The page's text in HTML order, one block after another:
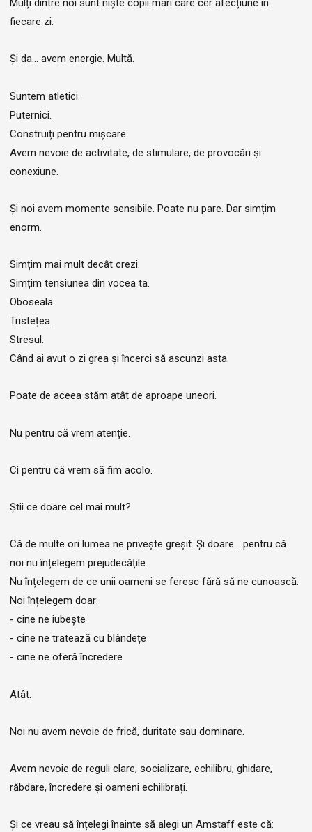
Mulți dintre noi sunt niște copii mari care cer afecțiune în
fiecare zi.
Și da... avem energie. Multă.
Suntem atletici.
Puternici.
Construiți pentru mișcare.
Avem nevoie de activitate, de stimulare, de provocări și
conexiune.
Și noi avem momente sensibile. Poate nu pare. Dar simțim
enorm.
Simțim mai mult decât crezi.
Simțim tensiunea din vocea ta.
Oboseala.
Tristețea.
Stresul.
Când ai avut o zi grea și încerci să ascunzi asta.
Poate de aceea stăm atât de aproape uneori.
Nu pentru că vrem atenție.
Ci pentru că vrem să fim acolo.
Știi ce doare cel mai mult?
Că de multe ori lumea ne privește greșit. Și doare... pentru că
noi nu înțelegem prejudecățile.
Nu înțelegem de ce unii oameni se feresc fără să ne cunoască.
Noi înțelegem doar:
- cine ne iubește
- cine ne tratează cu blândețe
- cine ne oferă încredere
Atât.
Noi nu avem nevoie de frică, duritate sau dominare.
Avem nevoie de reguli clare, socializare, echilibru, ghidare,
răbdare, încredere și oameni echilibrați.
Și ce vreau să înțelegi înainte să alegi un Amstaff este că: